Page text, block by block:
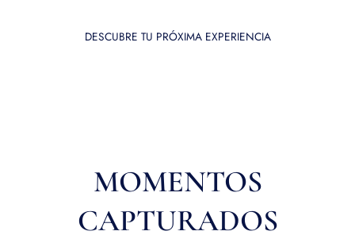
DESCUBRE TU PRÓXIMA EXPERIENCIA
MOMENTOS
CAPTURADOS